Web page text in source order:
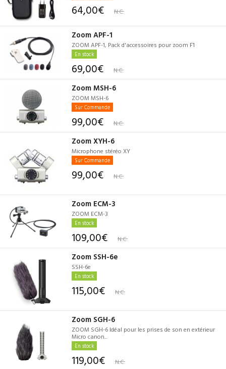
64,00€ N.C.
Zoom APF-1
ZOOM APF-1, Pack d'accessoires pour zoom F1
En stock
69,00€ N.C.
Zoom MSH-6
ZOOM MSH-6
Sur Commande
99,00€ N.C.
Zoom XYH-6
Microphone stéréo XY
Sur Commande
99,00€ N.C.
Zoom ECM-3
ZOOM ECM-3
En stock
109,00€ N.C.
Zoom SSH-6e
SSH-6e
En stock
115,00€ N.C.
Zoom SGH-6
ZOOM SGH-6 Idéal pour les prises de son en extérieur
Micro canon...
En stock
119,00€ N.C.